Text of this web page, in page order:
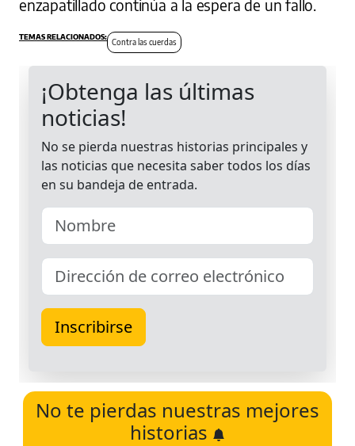
enzapatillado continúa a la espera de un fallo.
Contra las cuerdas
No te pierdas nuestras mejores
historias